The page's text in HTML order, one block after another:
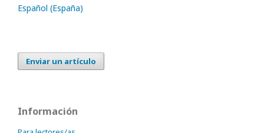
Español (España)
Enviar un artículo
Información